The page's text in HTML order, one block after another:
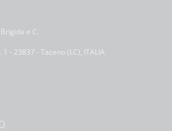
e C.
- 23837 - Taceno (LC), ITALIA